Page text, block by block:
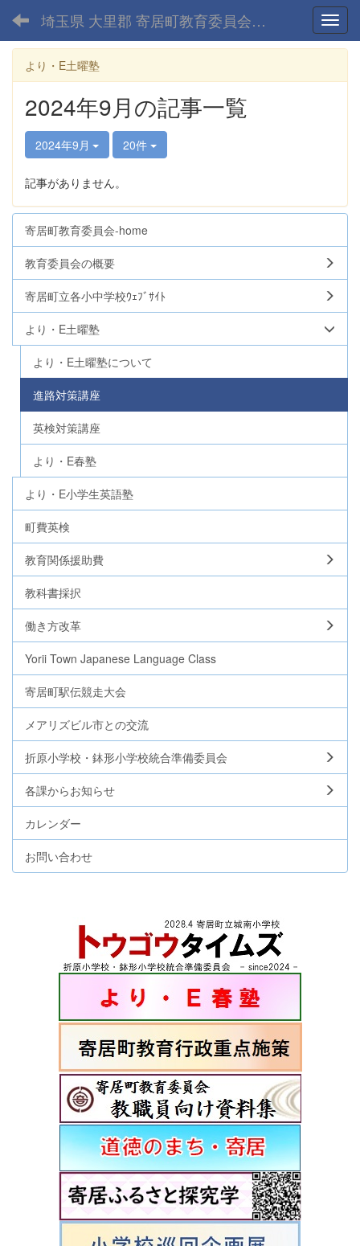
埼玉県 大里郡 寄居町教育委員会-home
より・E土曜塾
2024年9月の記事一覧
2024年9月 20件
記事がありません。
寄居町教育委員会-home
教育委員会の概要
寄居町立各小中学校ｳｪﾌﾞｻｲﾄ
より・E土曜塾
より・E土曜塾について
進路対策講座
英検対策講座
より・E春塾
より・E小学生英語塾
町費英検
教育関係援助費
教科書採択
働き方改革
Yorii Town Japanese Language Class
寄居町駅伝競走大会
メアリズビル市との交流
折原小学校・鉢形小学校統合準備委員会
各課からお知らせ
カレンダー
お問い合わせ